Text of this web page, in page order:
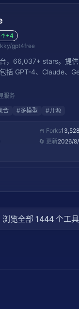
↑+4
gpt4free
，66,037+ stars。提
括 GPT-4、Claude、
服务
合 #多模型 #开源
🍴 Forks13,528
🔄 更新2026/
览全部 1444个工具